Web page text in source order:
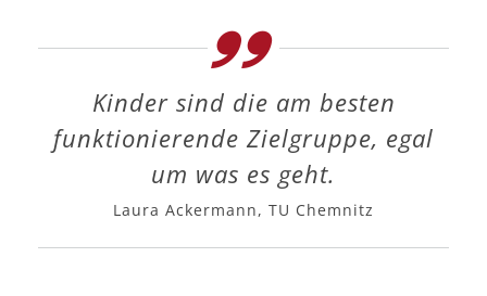
Kinder sind die am besten
funktionierende Zielgruppe, egal
um was es geht.
Laura Ackermann, TU Chemnitz